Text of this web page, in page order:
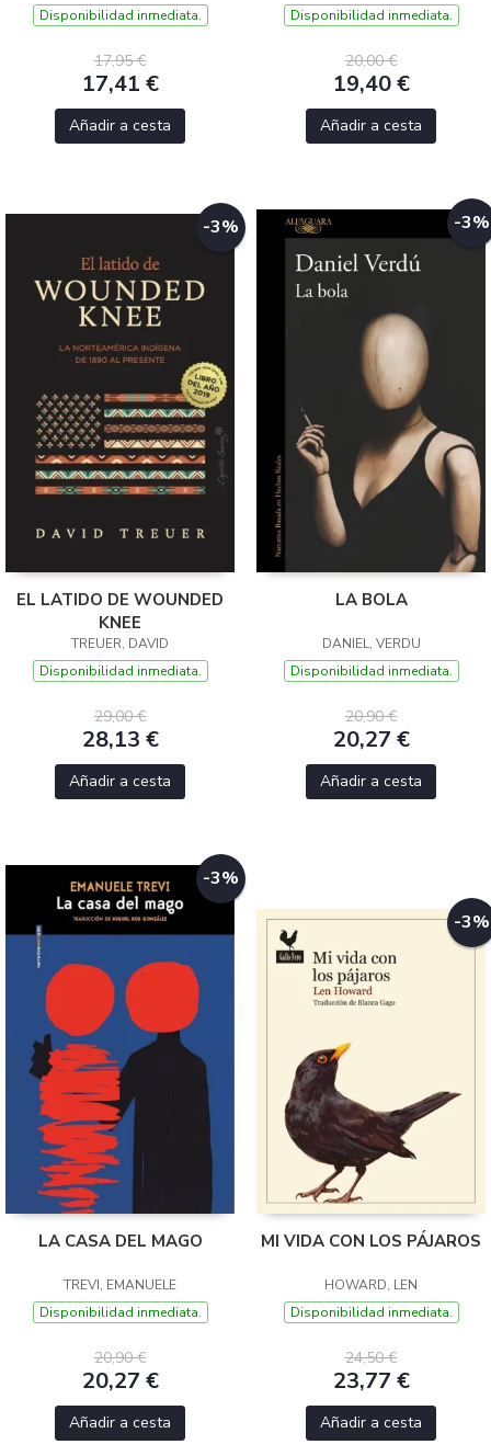
Disponibilidad inmediata.
17,95 €
17,41 €
Añadir a cesta
Disponibilidad inmediata.
20,00 €
19,40 €
Añadir a cesta
-3%
EL LATIDO DE WOUNDED
KNEE
TREUER, DAVID
Disponibilidad inmediata.
29,00 €
28,13 €
Añadir a cesta
-3%
LA BOLA
DANIEL, VERDU
Disponibilidad inmediata.
20,90 €
20,27 €
Añadir a cesta
-3%
LA CASA DEL MAGO
TREVI, EMANUELE
Disponibilidad inmediata.
20,90 €
20,27 €
Añadir a cesta
-3%
MI VIDA CON LOS PÁJAROS
HOWARD, LEN
Disponibilidad inmediata.
24,50 €
23,77 €
Añadir a cesta